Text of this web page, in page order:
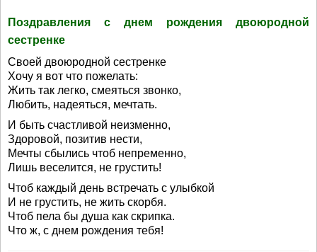
Поздравления с днем рождения двоюродной
сестренке
Своей двоюродной сестренке
Хочу я вот что пожелать:
Жить так легко, смеяться звонко,
Любить, надеяться, мечтать.
И быть счастливой неизменно,
Здоровой, позитив нести,
Мечты сбылись чтоб непременно,
Лишь веселится, не грустить!
Чтоб каждый день встречать с улыбкой
И не грустить, не жить скорбя.
Чтоб пела бы душа как скрипка.
Что ж, с днем рождения тебя!